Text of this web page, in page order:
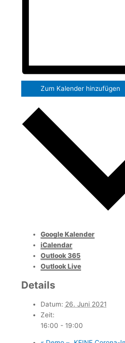
Zum Kalender hinzufügen
Google Kalender
iCalendar
Outlook 365
Outlook Live
Details
Datum: 26. Juni 2021
Zeit:
16:00 - 19:00